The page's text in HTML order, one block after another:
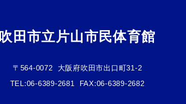
吹田市立片山市民体育館
〒564-0072
大阪府吹田市出口町31-2
TEL:06-6389-2681 FAX:06-6389-2682